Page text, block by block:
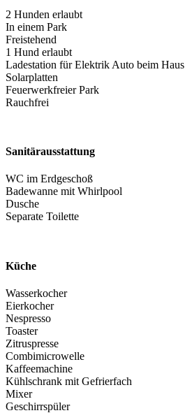
2 Hunden erlaubt
In einem Park
Freistehend
1 Hund erlaubt
Ladestation für Elektrik Auto beim Haus
Solarplatten
Feuerwerkfreier Park
Rauchfrei
Sanitärausstattung
WC im Erdgeschoß
Badewanne mit Whirlpool
Dusche
Separate Toilette
Küche
Wasserkocher
Eierkocher
Nespresso
Toaster
Zitruspresse
Combimicrowelle
Kaffeemachine
Kühlschrank mit Gefrierfach
Mixer
Geschirrspüler